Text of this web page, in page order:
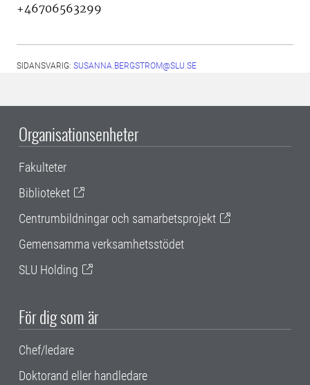
+46706563299
SIDANSVARIG: SUSANNA.BERGSTROM@SLU.SE
Organisationsenheter
Fakulteter
Biblioteket
Centrumbildningar och samarbetsprojekt
Gemensamma verksamhetsstödet
SLU Holding
För dig som är
Chef/ledare
Doktorand eller handledare